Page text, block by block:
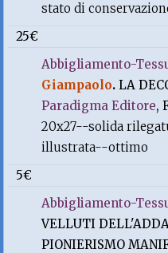
stato di
25€
Abbigliamento-
Giampaolo.LA
Paradigma Editore,
20x27--solida
illustrata--ottimo
5€
Abbigliamento-
VELLUTI
PIONIERISMO